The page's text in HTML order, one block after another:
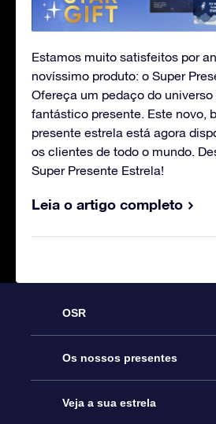
Estamos muito satisfeitos por
novíssimo produto: o Super
Ofereça um pedaço do
fantástico presente. Este novo,
presente estrela está agora
os clientes de todo o mundo.
Super Presente Estrela!
Leia o artigo completo
OSR
Serviço
Contactos
Os nossos presentes
Prenda Star Online
Veja a sua estrela